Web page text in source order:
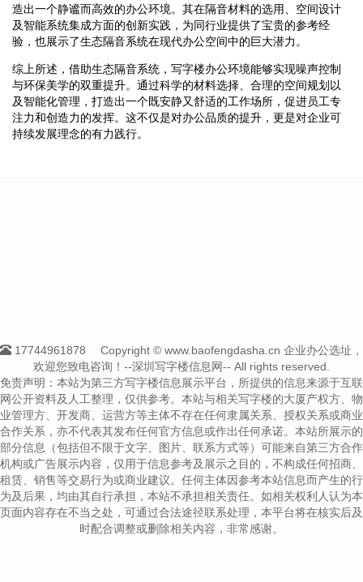
造出一个静谧而高效的办公环境。其在隔音材料的选用、空间设计
及智能系统集成方面的创新实践，为同行业提供了宝贵的参考经
验，也展示了生态隔音系统在现代办公空间中的巨大潜力。
综上所述，借助生态隔音系统，写字楼办公环境能够实现噪声控制
与环保美学的双重提升。通过科学的材料选择、合理的空间规划以
及智能化管理，打造出一个既安静又舒适的工作场所，促进员工专
注力和创造力的发挥。这不仅是对办公品质的提升，更是对企业可
持续发展理念的有力践行。
17744961878
Copyright © www.baofengdasha.cn 企业办公选址，
欢迎您致电咨询！--深圳写字楼信息网-- All rights reserved.
免责声明：本站为第三方写字楼信息展示平台，所提供的信息来源于互联
网公开资料及人工整理，仅供参考。本站与相关写字楼的大厦产权方、物
业管理方、开发商、运营方等主体不存在任何隶属关系、授权关系或商业
合作关系，亦不代表其发布任何官方信息或作出任何承诺。本站所展示的
部分信息（包括但不限于文字、图片、联系方式等）可能来自第三方合作
机构或广告展示内容，仅用于信息参考及展示之目的，不构成任何招商、
租赁、销售等交易行为或商业建议。任何主体因参考本站信息而产生的行
为及后果，均由其自行承担，本站不承担相关责任。如相关权利人认为本
页面内容存在不当之处，可通过合法途径联系处理，本平台将在核实后及
时配合调整或删除相关内容，非常感谢。